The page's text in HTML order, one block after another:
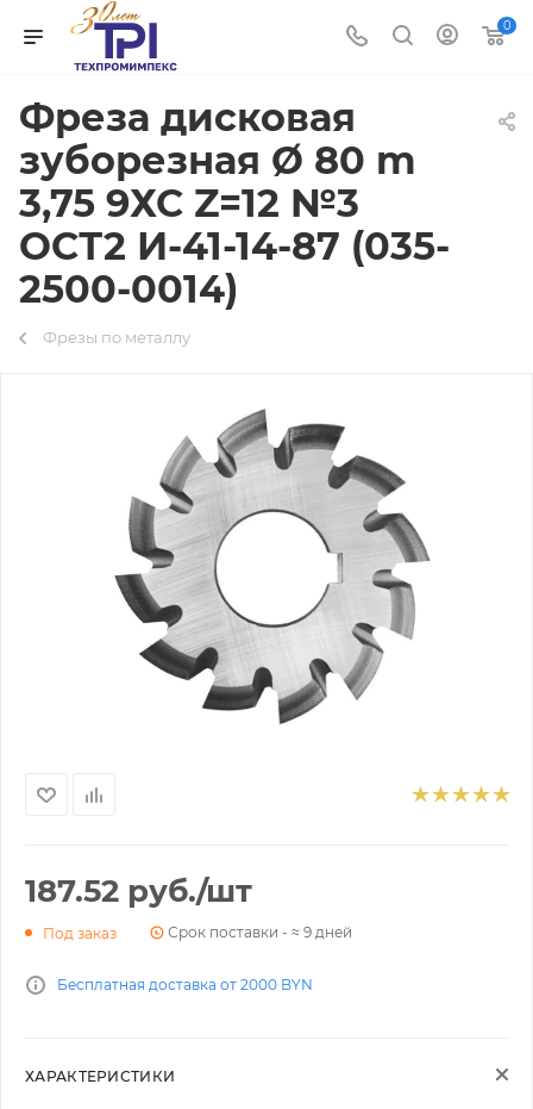
0
Фреза дисковая
зуборезная Ø 80 m
3,75 9ХС Z=12 №3
ОСТ2 И-41-14-87 (035-
2500-0014)
Фрезы по металлу
187.52 руб./шт
Под заказ Срок поставки - ≈ 9 дней
Бесплатная доставка от 2000 BYN
ХАРАКТЕРИСТИКИ